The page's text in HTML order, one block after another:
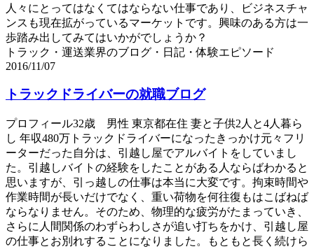
人々にとってはなくてはならない仕事であり、ビジネスチャ
ンスも現在拡がっているマーケットです。興味のある方は一
歩踏み出してみてはいかがでしょうか？
トラック・運送業界のブログ・日記・体験エピソード
2016/11/07
トラックドライバーの就職ブログ
プロフィール32歳 男性 東京都在住 妻と子供2人と4人暮ら
し 年収480万トラックドライバーになったきっかけ元々フリ
ーターだった自分は、引越し屋でアルバイトをしていまし
た。引越しバイトの経験をしたことがある人ならばわかると
思いますが、引っ越しの仕事は本当に大変です。拘束時間や
作業時間が長いだけでなく、重い荷物を何往復もはこばねば
ならなりません。そのため、物理的な疲労がたまっていき、
さらに人間関係のわずらわしさが追い打ちをかけ、引越し屋
の仕事とお別れすることになりました。もともと長く続けら